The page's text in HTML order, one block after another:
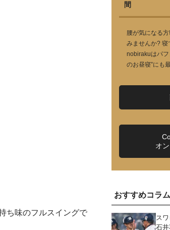
ち味のフルスイングで
間
腰が気になる
みませんか? 寝
nobirakuはパフ
のお昼寝”にも
オ
おすすめコラム
ス
石